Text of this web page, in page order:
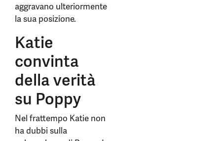
aggravano ulteriormente
la sua posizione.
Katie
convinta
della verità
su Poppy
Nel frattempo Katie non
ha dubbi sulla